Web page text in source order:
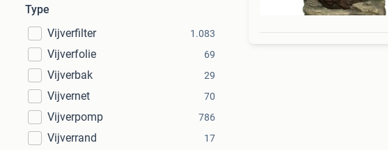
Type
Vijverfilter
1.083
Vijverfolie 69
Vijverbak 29
Vijvernet 70
Vijverpomp 786
Vijverrand 17